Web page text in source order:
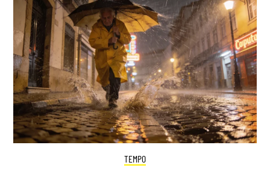
TEMPO